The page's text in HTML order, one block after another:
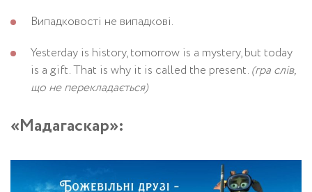
Випадковості не випадкові.
Yesterday is history, tomorrow is a mystery, but today
is a gift. That is why it is called the present. (гра слів,
що не перекладається)
«Мадагаскар»: